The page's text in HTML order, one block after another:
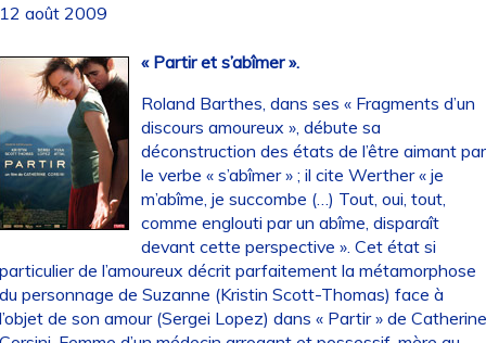
août 2009
« Partir et s’abîmer ».
Roland Barthes, dans ses « Fragments d’un
discours amoureux », débute sa
déconstruction des états de l’être aimant par
le verbe « s’abîmer » ; il cite Werther « je
m’abîme, je succombe (…) Tout, oui, tout,
comme englouti par un abîme, disparaît
devant cette perspective ». Cet état si
de l’amoureux décrit parfaitement la métamorphose
personnage de Suzanne (Kristin Scott-Thomas) face à
de son amour (Sergei Lopez) dans « Partir » de Catherine